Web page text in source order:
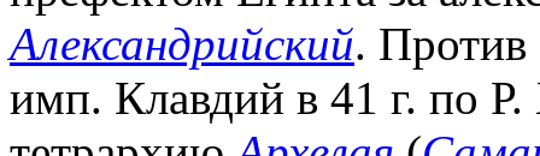
Александрийский.
имп. Клавдий в 41 г. по